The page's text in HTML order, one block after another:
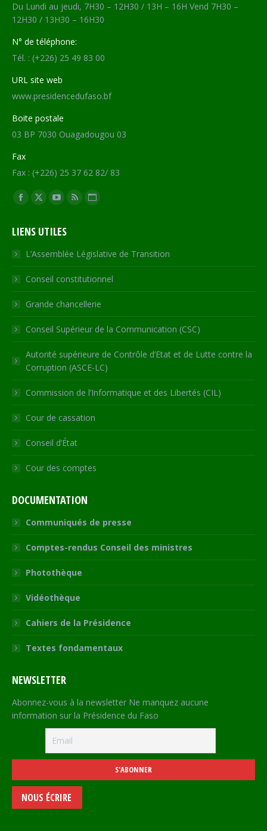
Du Lundi au jeudi, 7H30 – 12H30 / 13H – 16H Vend 7H30 –
12H30 / 13H30 – 16H30
N° de téléphone:
Tél. : (+226) 25 49 83 00
URL site web
www.presidencedufaso.bf
Boite postale
03 BP 7030 Ouagadougou 03
Fax
Fax : (+226) 25 37 62 82/ 83
Trouvez nous sur :
Facebook
opens
in
new
window
X
opens
in
new
window
YouTube
opens
in
new
window
RSS
in
new
window
Site
opens
in
new
LIENS UTILES
L’Assemblée Législative de Transition
Conseil constitutionnel
Grande chancellerie
Conseil Supérieur de la Communication (CSC)
Autorité supérieure de Contrôle d’Etat et de Lutte contre la
Corruption (ASCE-LC)
Commission de l’Informatique et des Libertés (CIL)
Cour de cassation
Conseil d’État
Cour des comptes
DOCUMENTATION
Communiqués de presse
Comptes-rendus Conseil des ministres
Photothèque
Vidéothèque
Cahiers de la Présidence
Textes fondamentaux
NEWSLETTER
Abonnez-vous à la newsletter Ne manquez aucune
information sur la Présidence du Faso
NOUS ÉCRIRE